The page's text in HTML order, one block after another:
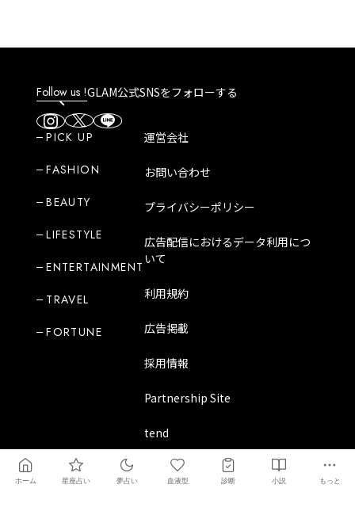
Follow us !GLAM公式SNSをフォローする
PICK UP
FASHION
BEAUTY
LIFESTYLE
ENTERTAINMENT
TRAVEL
FORTUNE
運営会社
お問い合わせ
プライバシーポリシー
広告配信におけるデータ利用につ
いて
利用規約
広告掲載
採用情報
Partnership Site
tend
Copyright Mode Media Japan Corporation
ホーム 星座占い 夢占い 血液型 診断 小説 もっと